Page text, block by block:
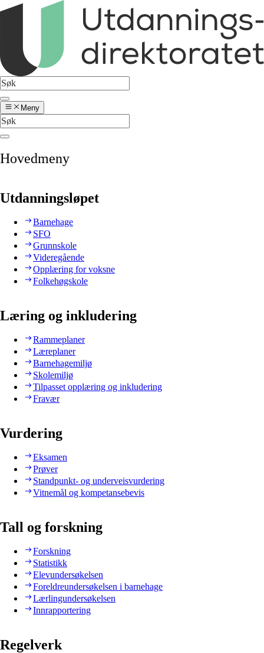
Meny
Hovedmeny
Utdanningsløpet
Barnehage
SFO
Grunnskole
Videregående
Opplæring for voksne
Folkehøgskole
Læring og inkludering
Rammeplaner
Læreplaner
Barnehagemiljø
Skolemiljø
Tilpasset opplæring og inkludering
Fravær
Vurdering
Eksamen
Prøver
Standpunkt- og underveisvurdering
Vitnemål og kompetansebevis
Tall og forskning
Forskning
Statistikk
Elevundersøkelsen
Foreldreundersøkelsen i barnehage
Lærlingundersøkelsen
Innrapportering
Regelverk